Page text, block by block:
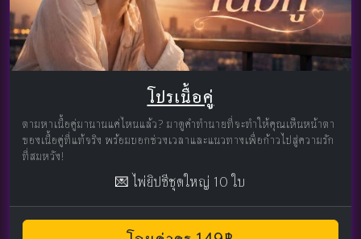
โปรเนื้อคู่
ตามหาเนื้อคู่มานานแค่ไหนแล้ว? มาดูคำทำนายที่จะทำให้คุณเห็นหน้าตา
ของเนื้อคู่ที่แท้จริง พร้อมบอกช่วงเวลาและแนวทางเพื่อก้าวไปสู่ความรัก
ที่สมหวัง!
💌 ไพ่ยิปซีชุดใหญ่ 10 ใบ